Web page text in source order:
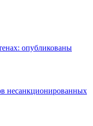
опубликованы
несанкционированных